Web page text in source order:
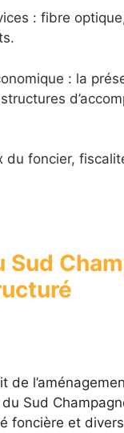
: fibre
: la
du foncier,
Sud
de
du Sud
foncière et